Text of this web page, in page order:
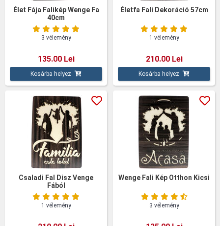
Élet Fája Falikép Wenge Fa
40cm
3 vélemény
135.00 Lei
Kosárba helyez
Életfa Fali Dekoráció 57cm
1 vélemény
210.00 Lei
Kosárba helyez
Csaladi Fal Disz Venge
Fából
1 vélemény
Wenge Fali Kép Otthon Kicsi
3 vélemény